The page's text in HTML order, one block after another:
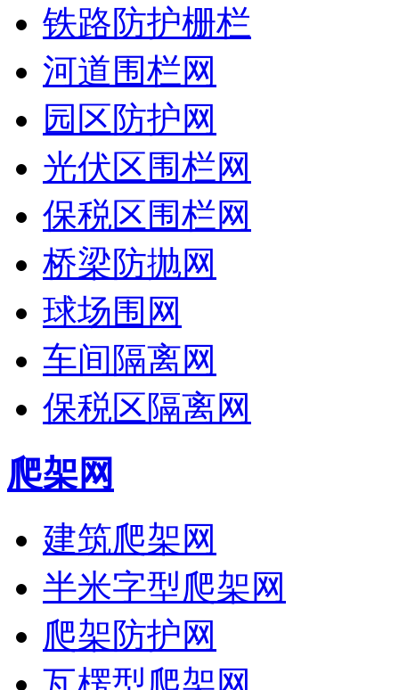
铁路防护栅栏
河道围栏网
园区防护网
光伏区围栏网
保税区围栏网
桥梁防抛网
球场围网
车间隔离网
保税区隔离网
爬架网
建筑爬架网
半米字型爬架网
爬架防护网